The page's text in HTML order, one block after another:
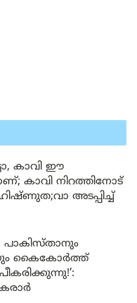
കാവി ഈ
കാവി നിറത്തിനോട്
അടപ്പിച്ച്
പാകിസ്താനും
കൈകോർത്ത്